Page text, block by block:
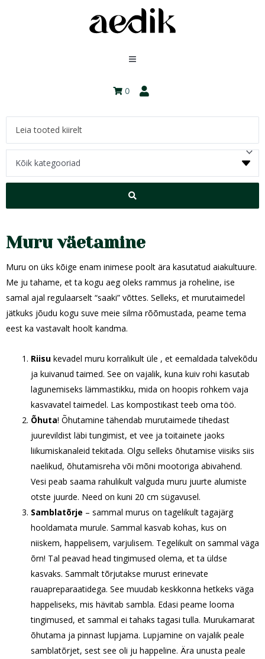
0
Muru väetamine
Muru on üks kõige enam inimese poolt ära kasutatud aiakultuure.
Me ju tahame, et ta kogu aeg oleks rammus ja roheline, ise
samal ajal regulaarselt “saaki” võttes. Selleks, et murutaimedel
jätkuks jõudu kogu suve meie silma rõõmustada, peame tema
eest ka vastavalt hoolt kandma.
Riisu kevadel muru korralikult üle , et eemaldada talvekõdu
ja kuivanud taimed. See on vajalik, kuna kuiv rohi kasutab
lagunemiseks lämmastikku, mida on hoopis rohkem vaja
kasvavatel taimedel. Las kompostikast teeb oma töö.
Õhuta! Õhutamine tähendab murutaimede tihedast
juurevildist läbi tungimist, et vee ja toitainete jaoks
liikumiskanaleid tekitada. Olgu selleks õhutamise viisiks siis
naelikud, õhutamisreha või mõni mootoriga abivahend.
Vesi peab saama rahulikult valguda muru juurte alumiste
otste juurde. Need on kuni 20 cm sügavusel.
Samblatõrje – sammal murus on tagelikult tagajärg
hooldamata murule. Sammal kasvab kohas, kus on
niiskem, happelisem, varjulisem. Tegelikult on sammal väga
õrn! Tal peavad head tingimused olema, et ta üldse
kasvaks. Sammalt tõrjutakse murust erinevate
rauapreparaatidega. See muudab keskkonna hetkeks väga
happeliseks, mis hävitab sambla. Edasi peame looma
tingimused, et sammal ei tahaks tagasi tulla. Murukamarat
õhutama ja pinnast lupjama. Lupjamine on vajalik peale
samblatõrjet, sest see oli ju happeline. Ära unusta peale